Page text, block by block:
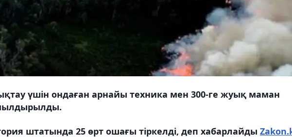
үшін ондаған арнайы техника мен 300-ге жуық маман
штатында 25 өрт ошағы тіркелді, деп хабарлайды